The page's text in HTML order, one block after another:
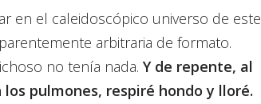
en el caleidoscópico universo de este
arbitraria de formato.
no tenía nada. Y de repente, al
pulmones, respiré hondo y lloré.